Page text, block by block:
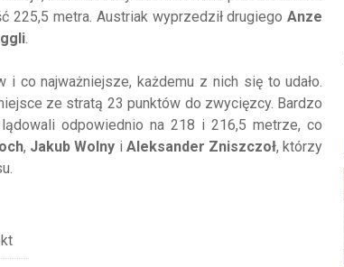
225,5 metra. Austriak wyprzedził drugiegoAnze
.
i co najważniejsze, każdemu z nich się to udało.
ze stratą 23 punktów do zwycięzcy. Bardzo
odpowiednio na 218 i 216,5 metrze, co
, Jakub Wolny i Aleksander Zniszczoł, którzy